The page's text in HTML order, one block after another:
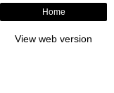
Home
View web version